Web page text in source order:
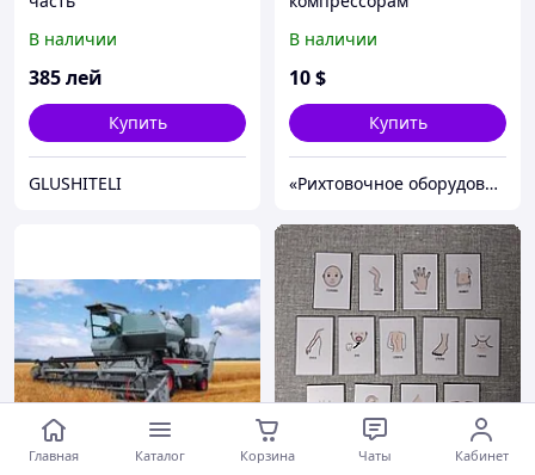
В наличии
385лей
Купить
GLUSHITELI
В наличии
10$
Купить
«Рихтовочное оборудование»
Главная Каталог Корзина Чаты Кабинет